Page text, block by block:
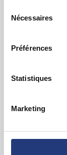
tout moment en
cookies ou en
Si vous le
Identifier
pour en
Pour en savoir
personnelles
Nécessaires
Préférences
Statistiques
Marketing